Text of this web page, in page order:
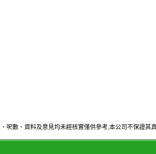
呎數、資料及意見均未經核實僅供參考,本公司不保證其